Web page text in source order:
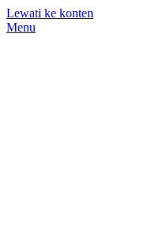
Lewati ke konten
Menu